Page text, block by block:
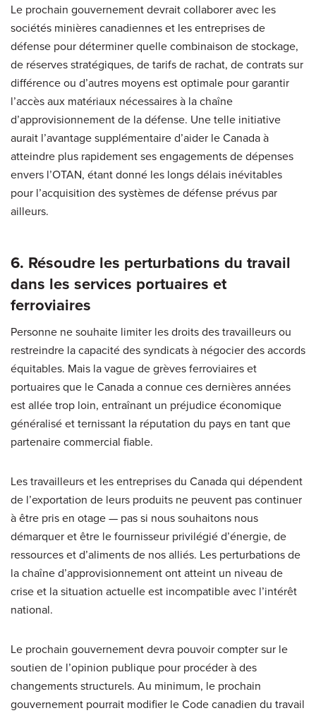
Le prochain gouvernement devrait collaborer avec les
sociétés minières canadiennes et les entreprises de
défense pour déterminer quelle combinaison de stockage,
de réserves stratégiques, de tarifs de rachat, de contrats sur
différence ou d’autres moyens est optimale pour garantir
l’accès aux matériaux nécessaires à la chaîne
d’approvisionnement de la défense. Une telle initiative
aurait l’avantage supplémentaire d’aider le Canada à
atteindre plus rapidement ses engagements de dépenses
envers l’OTAN, étant donné les longs délais inévitables
pour l’acquisition des systèmes de défense prévus par
ailleurs.
6. Résoudre les perturbations du travail
dans les services portuaires et
ferroviaires
Personne ne souhaite limiter les droits des travailleurs ou
restreindre la capacité des syndicats à négocier des accords
équitables. Mais la vague de grèves ferroviaires et
portuaires que le Canada a connue ces dernières années
est allée trop loin, entraînant un préjudice économique
généralisé et ternissant la réputation du pays en tant que
partenaire commercial fiable.
Les travailleurs et les entreprises du Canada qui dépendent
de l’exportation de leurs produits ne peuvent pas continuer
à être pris en otage — pas si nous souhaitons nous
démarquer et être le fournisseur privilégié d’énergie, de
ressources et d’aliments de nos alliés. Les perturbations de
la chaîne d’approvisionnement ont atteint un niveau de
crise et la situation actuelle est incompatible avec l’intérêt
national.
Le prochain gouvernement devra pouvoir compter sur le
soutien de l’opinion publique pour procéder à des
changements structurels. Au minimum, le prochain
gouvernement pourrait modifier le Code canadien du travail